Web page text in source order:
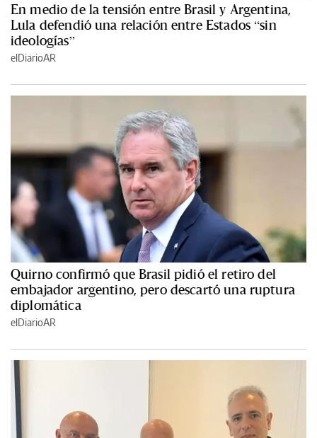
En medio de la tensión entre Brasil y Argentina,
Lula defendió una relación entre Estados “sin
ideologías”
elDiarioAR
Quirno confirmó que Brasil pidió el retiro del
embajador argentino, pero descartó una ruptura
diplomática
elDiarioAR